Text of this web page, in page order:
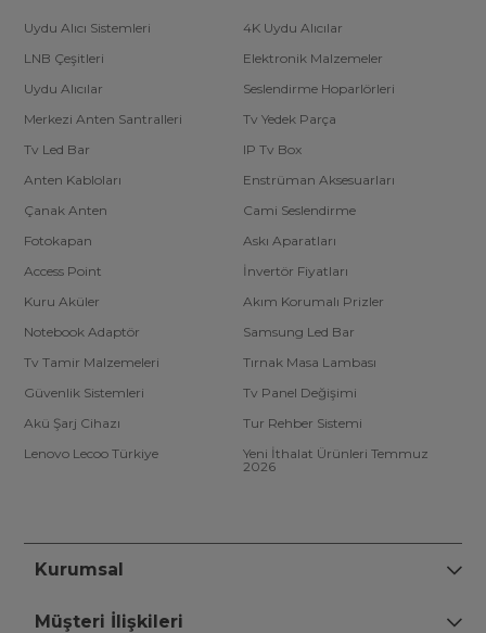
Uydu Alıcı Sistemleri
4K Uydu Alıcılar
LNB Çeşitleri
Elektronik Malzemeler
Uydu Alıcılar
Seslendirme Hoparlörleri
Merkezi Anten Santralleri
Tv Yedek Parça
Tv Led Bar
IP Tv Box
Anten Kabloları
Enstrüman Aksesuarları
Çanak Anten
Cami Seslendirme
Fotokapan
Askı Aparatları
Access Point
İnvertör Fiyatları
Kuru Aküler
Akım Korumalı Prizler
Notebook Adaptör
Samsung Led Bar
Tv Tamir Malzemeleri
Tırnak Masa Lambası
Güvenlik Sistemleri
Tv Panel Değişimi
Akü Şarj Cihazı
Tur Rehber Sistemi
Lenovo Lecoo Türkiye
Yeni İthalat Ürünleri Temmuz
2026
Kurumsal
Müşteri İlişkileri